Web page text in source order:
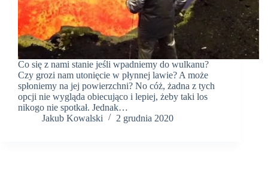
Co się z nami stanie jeśli wpadniemy do wulkanu?
Czy grozi nam utonięcie w płynnej lawie? A może
spłoniemy na jej powierzchni? No cóż, żadna z tych
opcji nie wygląda obiecująco i lepiej, żeby taki los
nikogo nie spotkał. Jednak…
Jakub Kowalski
2 grudnia 2020